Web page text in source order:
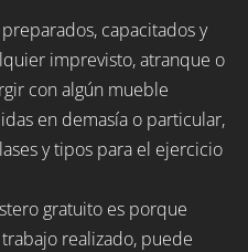
capacitados y
imprevisto, atranque o
con algún mueble
en demasía o particular,
y tipos para el ejercicio
gratuito es porque
realizado, puede